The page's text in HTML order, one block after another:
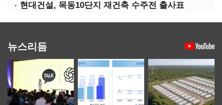
현대건설, 목동10단지 재건축 수주전 출사표
뉴스리듬